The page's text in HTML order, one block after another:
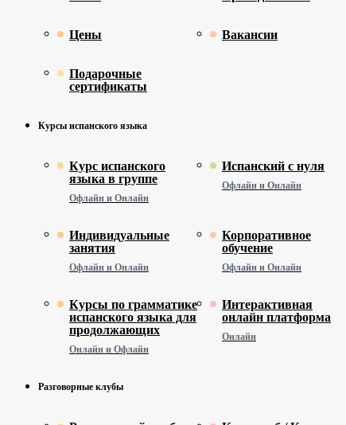
Цены Вакансии
Подарочные
сертификаты
Курсы испанского языка
Курс испанского
языка в группе
Офлайн и Онлайн
Испанский с нуля
Офлайн и Онлайн
Индивидуальные
занятия
Офлайн и Онлайн
Корпоративное
обучение
Офлайн и Онлайн
Курсы по грамматике
испанского языка для
продолжающих
Онлайн и Офлайн
Интерактивная
онлайн платформа
Онлайн
Разговорные клубы